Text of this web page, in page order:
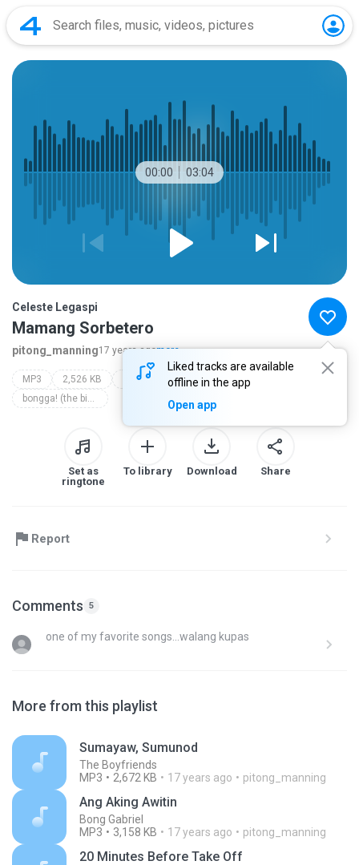
00:00 03:04
Liked tracks are available
offline in the app
Open app
Celeste Legaspi
Mamang Sorbetero
pitong_manning17 years agomore...
MP3 2,526 KB Ballad / Pop / Dance
celeste legaspi
bongga! (the biggest opm retro hits)
Set as
ringtone
To library Download Share
Report
Comments 5
one of my favorite songs...walang kupas
More from this playlist
Sumayaw, Sumunod
The Boyfriends
MP3
2,672 KB 17 years ago pitong_manning
Ang Aking Awitin
Bong Gabriel
MP3
3,158 KB 17 years ago pitong_manning
20 Minutes Before Take Off